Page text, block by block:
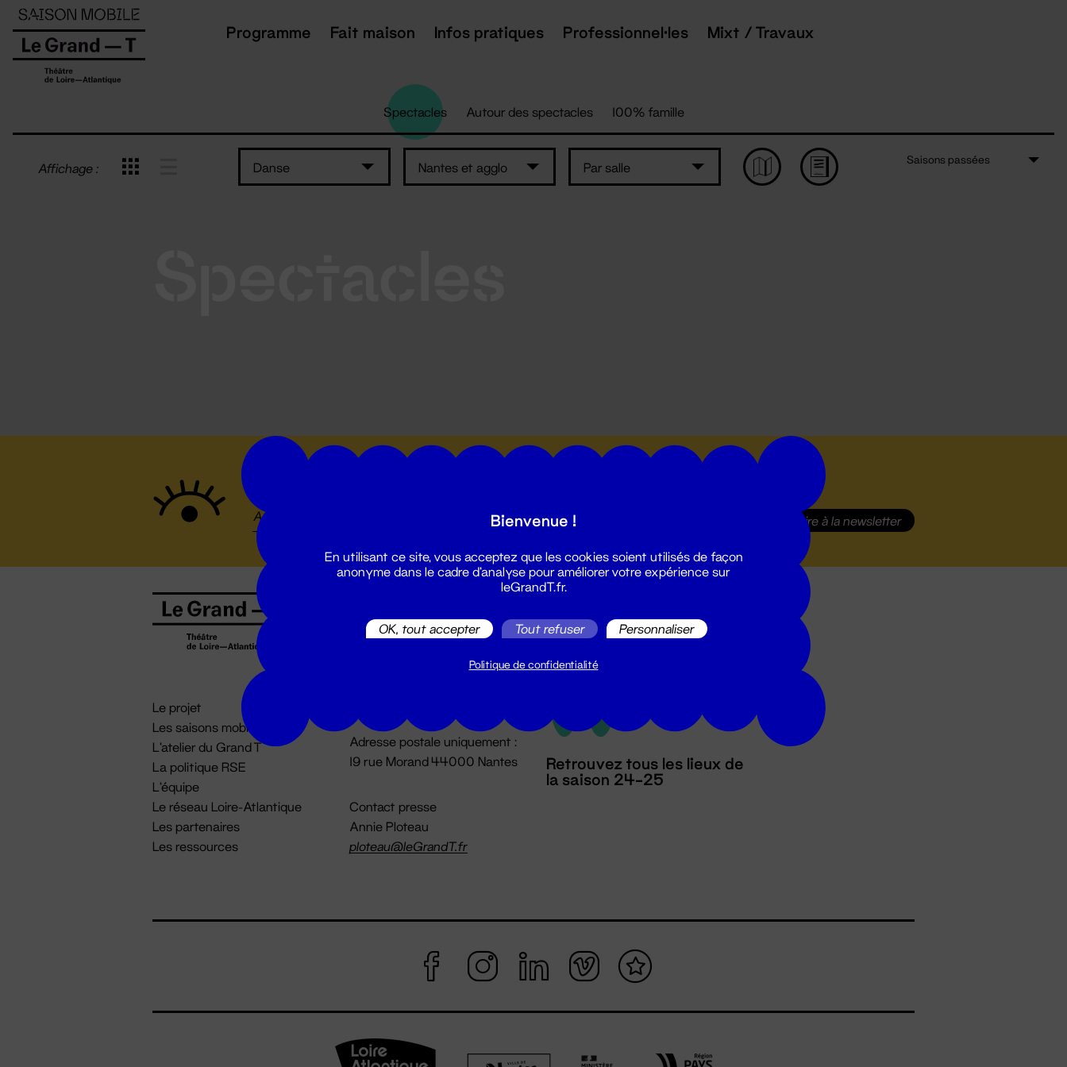
Programme Fait maison Infos pratiques Professionnel·les Mixt / Travaux
Spectacles Autour des spectacles 100% famille
Affichage : Danse Nantes et agglo Par salle
Saisons passées
S'inscrire à la newsletter
Le projet
Les saisons mobiles
L'atelier du Grand T
La politique RSE
L'équipe
Le réseau Loire-Atlantique
Les partenaires
Les ressources
02 51 88 25 25
billetterie@leGrandT.fr
Du lundi au vendredi 14h → 18h
Adresse postale uniquement :
19 rue Morand 44000 Nantes
Contact presse
Annie Ploteau
ploteau@leGrandT.fr
Retrouvez tous les lieux de
la saison 24-25
Panneau de gestion des cookies
Bienvenue !
En utilisant ce site, vous acceptez que les cookies soient utilisés de façon
anonyme dans le cadre d'analyse pour améliorer votre expérience sur
leGrandT.fr.
OK, tout accepter Tout refuser Personnaliser
Politique de confidentialité